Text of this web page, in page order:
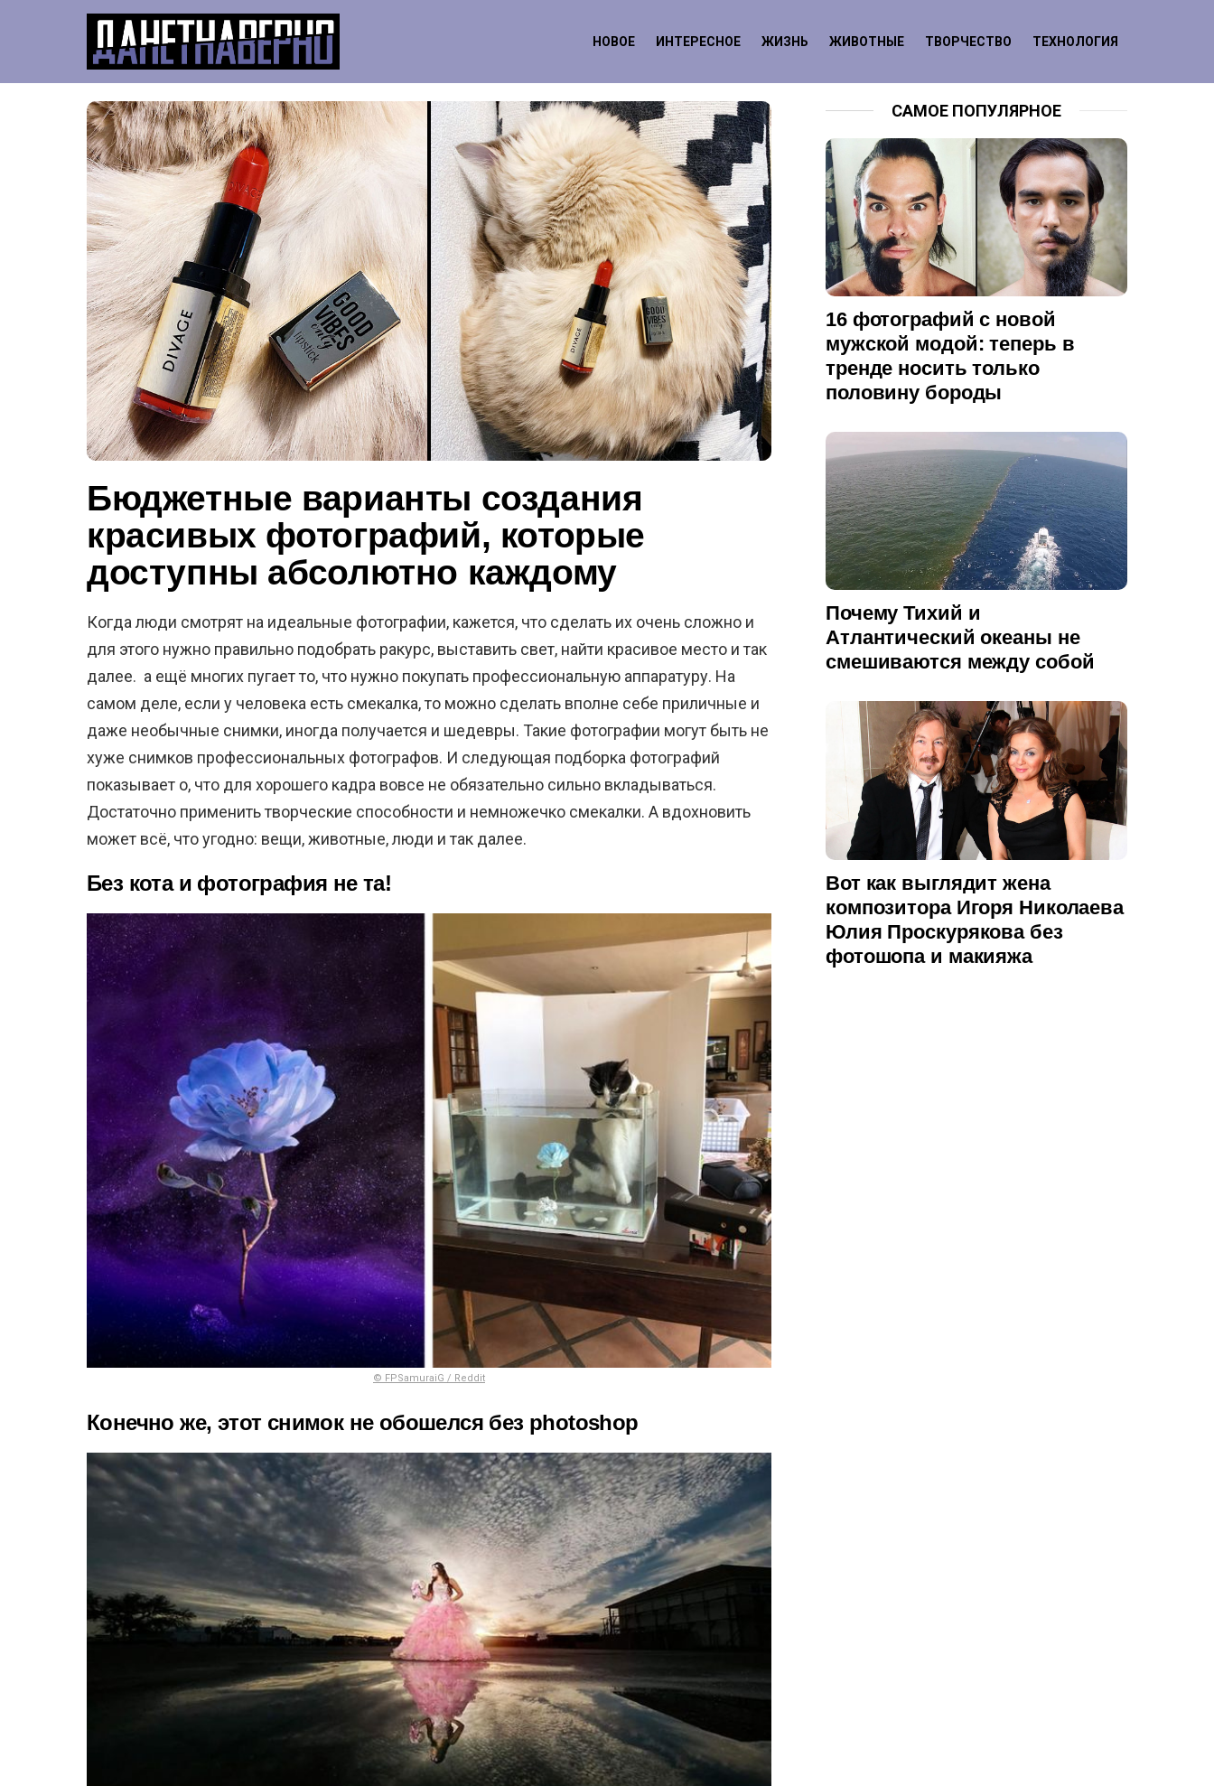
НОВОЕ ИНТЕРЕСНОЕ ЖИЗНЬ ЖИВОТНЫЕ ТВОРЧЕСТВО ТЕХНОЛОГИЯ
Бюджетные варианты создания
красивых фотографий, которые
доступны абсолютно каждому
Когда люди смотрят на идеальные фотографии, кажется, что сделать их очень сложно и
для этого нужно правильно подобрать ракурс, выставить свет, найти красивое место и так
далее. а ещё многих пугает то, что нужно покупать профессиональную аппаратуру. На
самом деле, если у человека есть смекалка, то можно сделать вполне себе приличные и
даже необычные снимки, иногда получается и шедевры. Такие фотографии могут быть не
хуже снимков профессиональных фотографов. И следующая подборка фотографий
показывает о, что для хорошего кадра вовсе не обязательно сильно вкладываться.
Достаточно применить творческие способности и немножечко смекалки. А вдохновить
может всё, что угодно: вещи, животные, люди и так далее.
Без кота и фотография не та!
© FPSamuraiG / Reddit
Конечно же, этот снимок не обошелся без photoshop
САМОЕ ПОПУЛЯРНОЕ
16 фотографий с новой
мужской модой: теперь в
тренде носить только
половину бороды
Почему Тихий и
Атлантический океаны не
смешиваются между собой
Вот как выглядит жена
композитора Игоря Николаева
Юлия Проскурякова без
фотошопа и макияжа